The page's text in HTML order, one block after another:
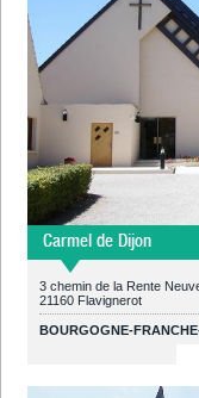
Carmel de Dijon
3 chemin de la Rente
21160 Flavignerot
BOURGOGNE-